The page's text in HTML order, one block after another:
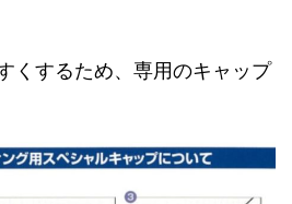
くするため、専用のキャップ